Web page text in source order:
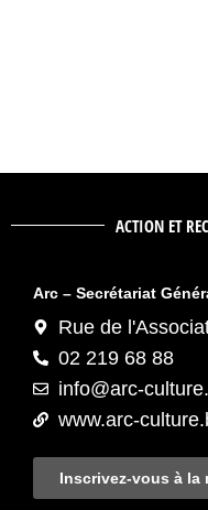
ACTION ET
Arc – Secrétariat
Rue de
02 219 68 88
info@arc-
www.arc-
Inscrivez-vous à la